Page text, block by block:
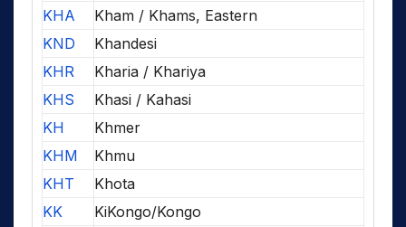
KHA
Kham / Khams, Eastern
KND
Khandesi
KHR
Kharia / Khariya
KHS
Khasi / Kahasi
KH
Khmer
KHM
Khmu
KHT
Khota
KK
KiKongo/Kongo